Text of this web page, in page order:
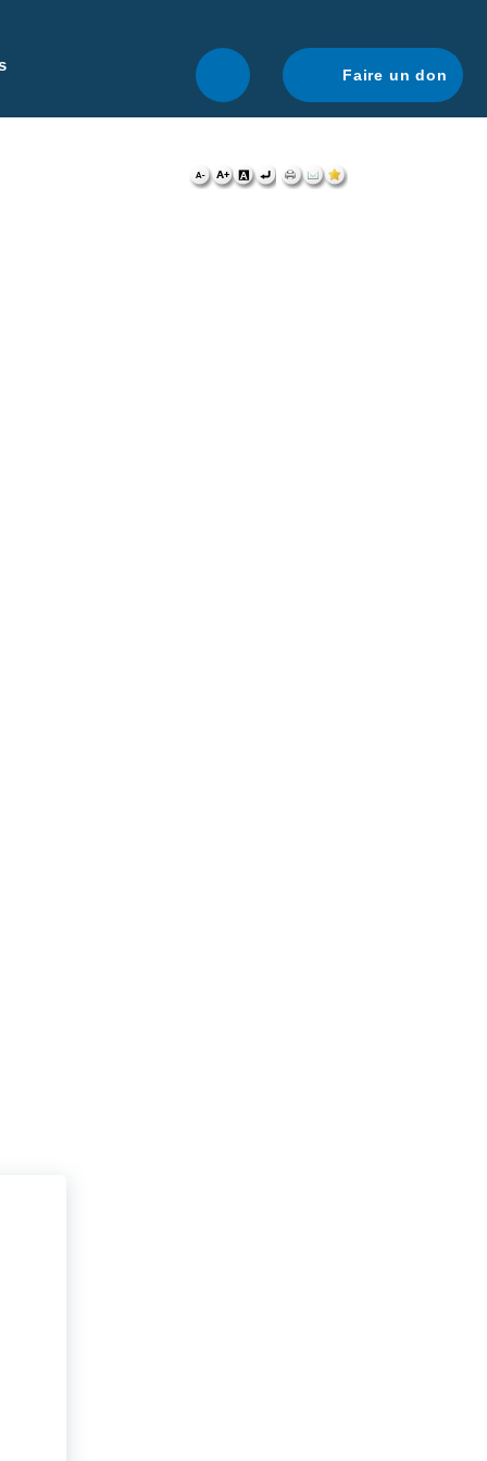
navigation optimale.
Faire un don